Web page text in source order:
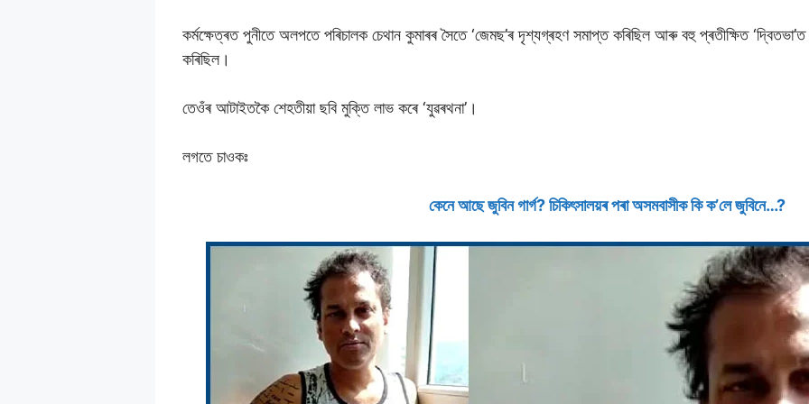
কৰ্মক্ষেত্ৰত পুনীতে অলপতে পৰিচালক চেথান কুমাৰৰ সৈতে ‘জেমছ’ৰ দৃশ্যগ্ৰহণ সমাপ্ত কৰিছিল আৰু বহু প্ৰতীক্ষিত
কৰিছিল।
তেওঁৰ আটাইতকৈ শেহতীয়া ছবি মুক্তি লাভ কৰে ‘যুৱৰথনা’।
লগতে চাওকঃ
কেনে আছে জুবিন গাৰ্গ? চিকিৎসালয়ৰ পৰা অসমবাসীক কি ক’লে জুবিনে…?